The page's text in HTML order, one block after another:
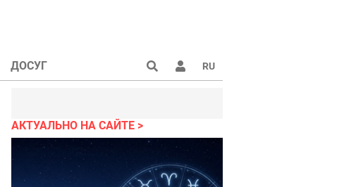
ДОСУГ RU
АКТУАЛЬНО НА САЙТЕ